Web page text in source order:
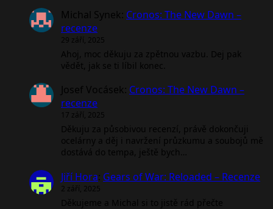
Michal Synek: Cronos: The New Dawn –
recenze
29 září, 2025
Ahoj, moc děkuju za zpětnou vazbu. Dej pak
vědět, jak se ti líbil konec.
Josef Vocásek: Cronos: The New Dawn –
recenze
17 září, 2025
Děkuju za působivou recenzí, právě dokončuji
ocelárny a děj i navržení průzkumu a soubojů mě
dostává do tempa, ještě bych…
Jiří Hora: Gears of War: Reloaded – Recenze
2 září, 2025
Děkujeme a Michal si to jistě rád přečte